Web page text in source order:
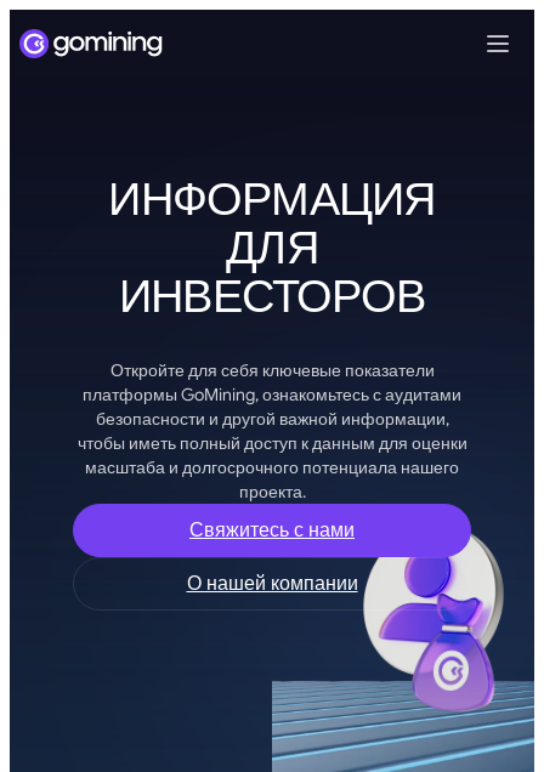
ИНФОРМАЦИЯ
ДЛЯ
ИНВЕСТОРОВ
Откройте для себя ключевые показатели
платформы GoMining, ознакомьтесь с аудитами
безопасности и другой важной информации,
чтобы иметь полный доступ к данным для оценки
масштаба и долгосрочного потенциала нашего
проекта.
Свяжитесь с нами
О нашей компании